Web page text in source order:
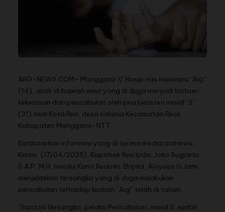
ARD-NEWS.COM- Manggarai // Nasip nas menimpa “Aig”
(14), anak di bawah umur yang di duga menjadi korban
kekerasan dan pencabulan oleh pria beristeri inisial “S”
(31) asal Kota Reo, desa salama Kecamatan Reok
Kabupaten Manggarai-NTT.
Berdasarkan informasi yang di terima media ardnews,
Kamis, (17/04/2025), Kapolsek Reo Ipda, Joko Sugiarto,
S.A.P.,M.H, melalui Kanit Reskrim, Bripka, Aloysius G.Jami,
menjelaskan tersangka yang di duga melakukan
pencabulan terhadap korban “Aig” telah di tahan.
“Saat ini tersangka, pelaku Pencabulan, inisial S, sudah